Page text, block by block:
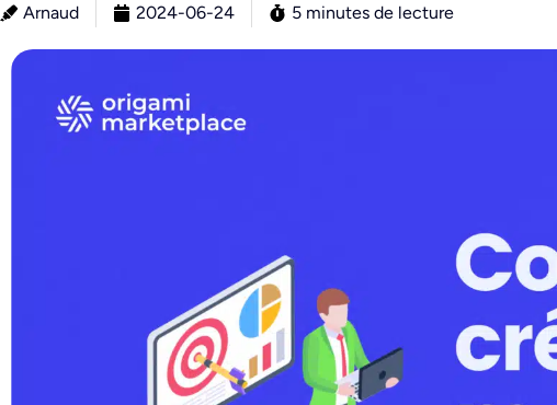
Centrale d’achats
Gestion des prix
Arnaud 2024-06-24 5 minutes de lecture